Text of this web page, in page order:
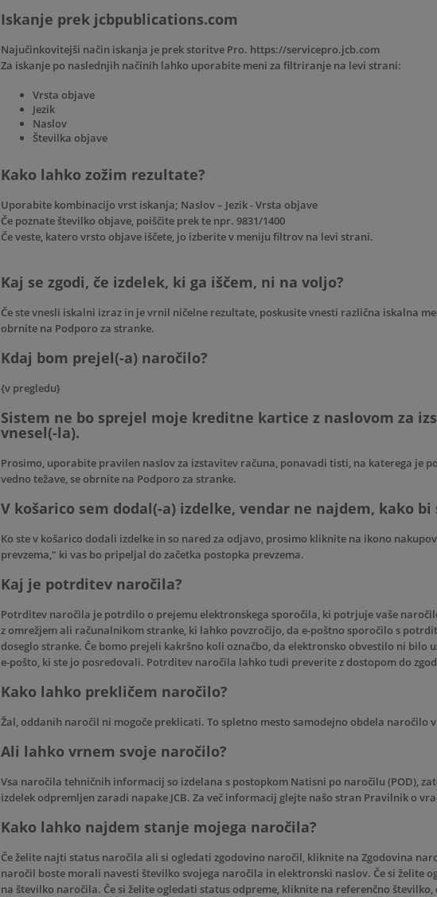
Iskanje prek jcbpublications.com
Najučinkovitejši način iskanja je prek storitve Pro. https://servicepro.jcb.com
Za iskanje po naslednjih načinih lahko uporabite meni za filtriranje na levi strani:
Vrsta objave
Jezik
Naslov
Številka objave
Kako lahko zožim rezultate?
Uporabite kombinacijo vrst iskanja; Naslov – Jezik - Vrsta objave
Če poznate številko objave, poiščite prek te npr. 9831/1400
Če veste, katero vrsto objave iščete, jo izberite v meniju filtrov na levi strani.
Kaj se zgodi, če izdelek, ki ga iščem, ni na voljo?
Če ste vnesli iskalni izraz in je vrnil ničelne rezultate, poskusite vnesti različna iskalna
obrnite na Podporo za stranke.
Kdaj bom prejel(-a) naročilo?
{v pregledu}
Sistem ne bo sprejel moje kreditne kartice z naslovom za
vnesel(-la).
Prosimo, uporabite pravilen naslov za izstavitev računa, ponavadi tisti, na katerega je
vedno težave, se obrnite na Podporo za stranke.
V košarico sem dodal(-a) izdelke, vendar ne najdem, kako
Ko ste v košarico dodali izdelke in so nared za odjavo, prosimo kliknite na ikono
prevzema," ki vas bo pripeljal do začetka postopka prevzema.
Kaj je potrditev naročila?
Potrditev naročila je potrdilo o prejemu elektronskega sporočila, ki potrjuje vaše
z omrežjem ali računalnikom stranke, ki lahko povzročijo, da e-poštno sporočilo s
doseglo stranke. Če bomo prejeli kakršno koli označbo, da elektronsko obvestilo ni bilo
e-pošto, ki ste jo posredovali. Potrditev naročila lahko tudi preverite z dostopom do
Kako lahko prekličem naročilo?
Žal, oddanih naročil ni mogoče preklicati. To spletno mesto samodejno obdela naročilo
Ali lahko vrnem svoje naročilo?
Vsa naročila tehničnih informacij so izdelana s postopkom Natisni po naročilu (POD),
izdelek odpremljen zaradi napake JCB. Za več informacij glejte našo stran Pravilnik o
Kako lahko najdem stanje mojega naročila?
Če želite najti status naročila ali si ogledati zgodovino naročil, kliknite na Zgodovina
naročil boste morali navesti številko svojega naročila in elektronski naslov. Če si želite
na številko naročila. Če si želite ogledati status odpreme, kliknite na referenčno